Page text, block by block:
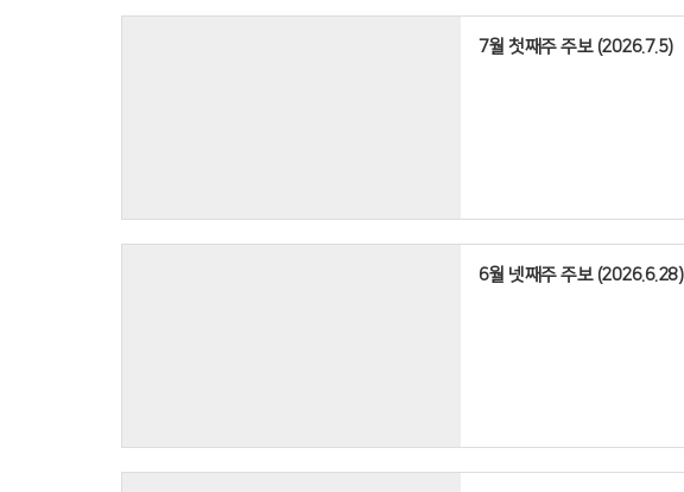
7월 첫째주 주보 (2026.7.5)
6월 넷째주 주보 (2026.6.28)